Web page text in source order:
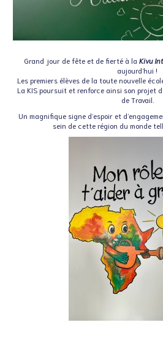
Grand jour de fête et de fierté à la Kivu
aujourd’hui !
Les premiers élèves de la toute nouvelle
La KIS poursuit et renforce ainsi son projet
de Travail.
Un magnifique signe d’espoir et
sein de cette région du monde